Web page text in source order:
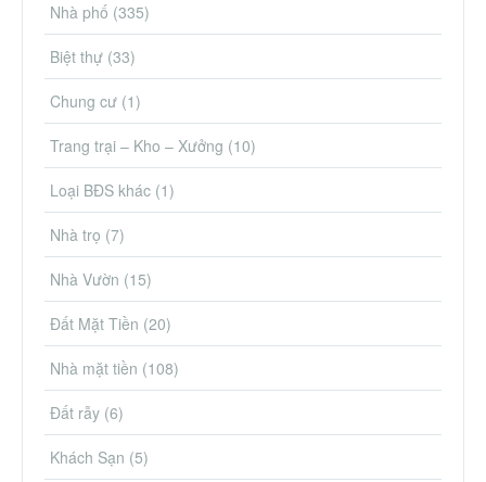
Nhà phố (335)
Biệt thự (33)
Chung cư (1)
Trang trại – Kho – Xưởng (10)
Loại BĐS khác (1)
Nhà trọ (7)
Nhà Vườn (15)
Đất Mặt Tiền (20)
Nhà mặt tiền (108)
Đất rẫy (6)
Khách Sạn (5)